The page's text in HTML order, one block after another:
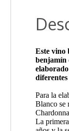
Este vino
benjamín
Para la
Blanco se
La